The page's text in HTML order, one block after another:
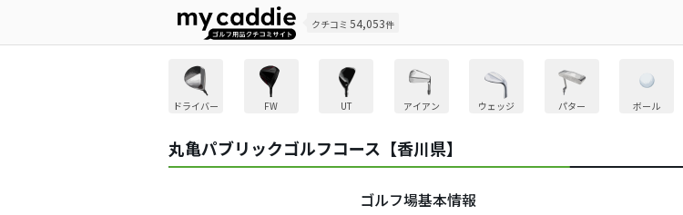
クチコミ 54,053件
ドライバー FW UT アイアン ウェッジ パター ボール
丸亀パブリックゴルフコース【香川県】
ゴルフ場基本情報